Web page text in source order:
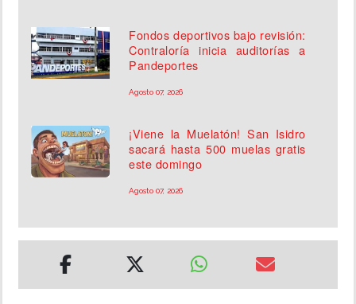
Fondos deportivos bajo revisión:
Contraloría inicia auditorías a
Pandeportes
Agosto 07, 2026
¡Viene la Muelatón! San Isidro
sacará hasta 500 muelas gratis
este domingo
Agosto 07, 2026